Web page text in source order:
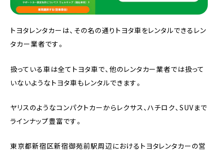
トヨタレンタカーは、その名の通りトヨタ車をレンタルできるレン
タカー業者です。
扱っている車は全てトヨタ車で、他のレンタカー業者では扱って
いないようなトヨタ車もレンタルできます。
ヤリスのようなコンパクトカーからレクサス、ハチロク、SUVまで
ラインナップ豊富です。
東京都新宿区新宿御苑前駅周辺におけるトヨタレンタカーの営